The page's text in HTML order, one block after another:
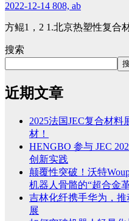
2022-12-14 808, ab
方鲲1，2 1.北京热塑性复合
搜索
近期文章
2025法国JEC复合材
材！
HENGBO 参与 JEC
创新实践
颠覆性突破！沃特
机器人骨骼的“超合金
吉林化纤携手华为，
展